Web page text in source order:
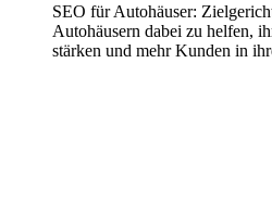
SEO für Autohäuser:
Autohäusern dabei zu helfen,
stärken und mehr Kunden in